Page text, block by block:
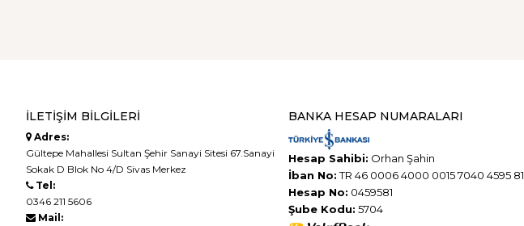
İLETIŞIM BILGILERI
Adres:
Gültepe Mahallesi Sultan Şehir Sanayi Sitesi 67.Sanayi
Sokak D Blok No 4/D Sivas Merkez
Tel:
0346 211 5606
Mail:
BANKA HESAP NUMARALARI
Hesap Sahibi: Orhan Şahin
İban No:TR 46 0006 4000 0015 7040 4595 81
Hesap No: 0459581
Şube Kodu: 5704